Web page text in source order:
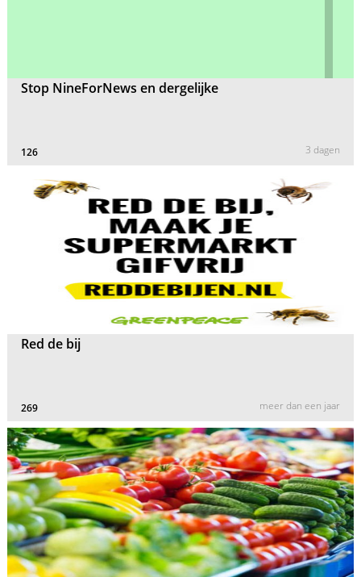
Stop NineForNews en dergelijke
126 3 dagen
Red de bij
269 meer dan een jaar